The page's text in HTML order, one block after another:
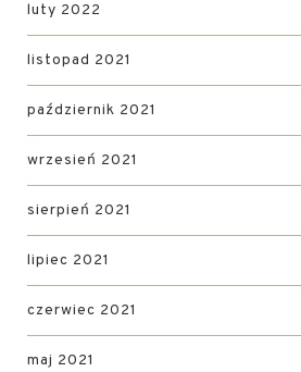
luty 2022
listopad 2021
październik 2021
wrzesień 2021
sierpień 2021
lipiec 2021
czerwiec 2021
maj 2021